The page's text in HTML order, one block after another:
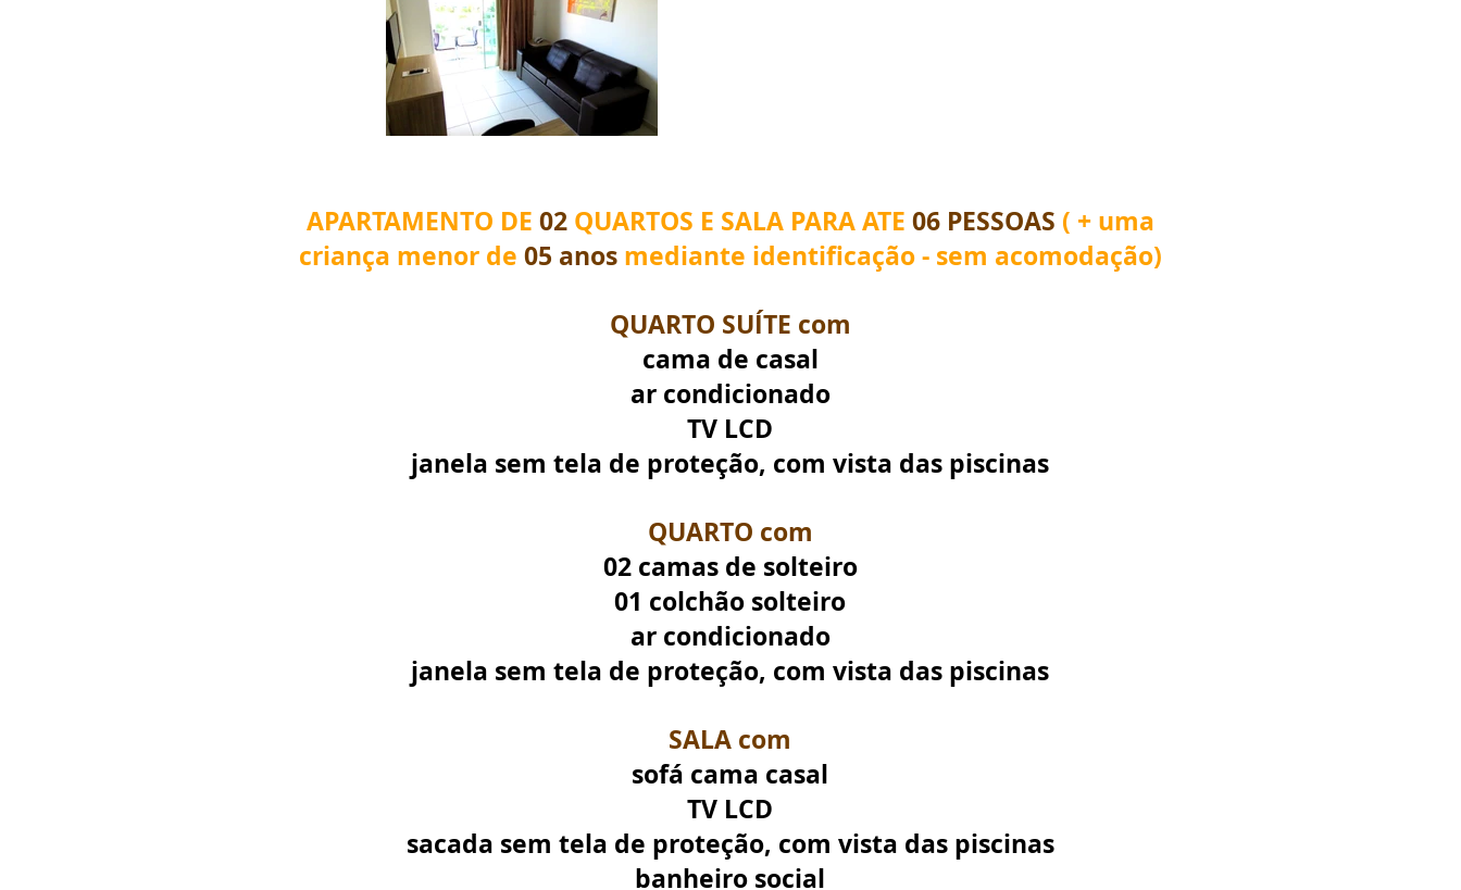
APARTAMENTO DE 02QUARTOS E SALA PARA ATE 06 PESSOAS ( + uma
criança menor de 05 anosmediante identificação - sem acomodação)
QUARTO SUÍTE com
cama de casal
ar condicionado
TV LCD
janela sem tela de proteção, com vista das piscinas
QUARTO com
02 camas de solteiro
01 colchão solteiro
ar condicionado
janela sem tela de proteção, com vista das piscinas
SALA com
sofá cama casal
TV LCD
sacada sem tela de proteção, com vista das piscinas
banheiro social